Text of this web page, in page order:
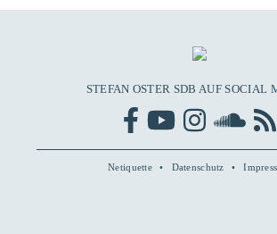
STEFAN OSTER SDB AUF SOCIAL
Netiquette Datenschutz